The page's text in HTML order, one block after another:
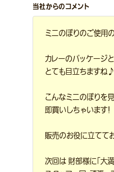
当社からのコメント
ミニのぼりのご使用
カレーのパッケージ
とても目立ちますね♪
こんなミニのぼりを
即買いしちゃいます！
販売のお役に立てて
次回は 財部様に「大